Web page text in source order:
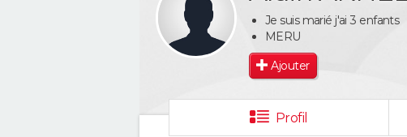
Je suis marié j'ai 3 enfants
MERU
Ajouter
Profil